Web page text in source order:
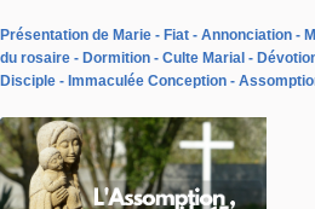
Présentation de Marie Fiat Annonciation
du rosaire
Dormition Culte Marial
Disciple
Immaculée Conception